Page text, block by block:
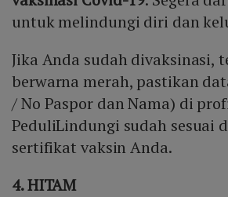
untuk melindungi diri dan
Jika Anda sudah divaksinasi,
berwarna merah, pastikan
/ No Paspor dan Nama) di
PeduliLindungi sudah sesuai
sertifikat vaksin Anda.
4. HITAM